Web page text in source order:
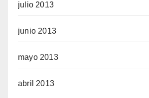
julio 2013
junio 2013
mayo 2013
abril 2013